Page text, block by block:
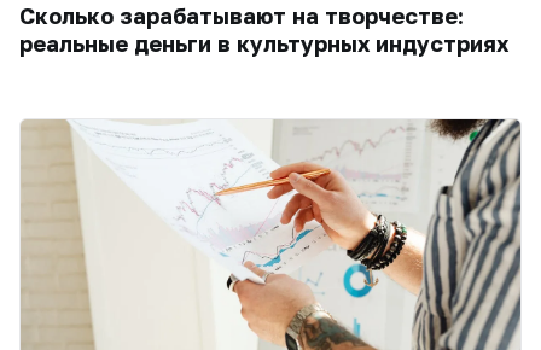
Сколько зарабатывают на творчестве:
реальные деньги в культурных индустриях